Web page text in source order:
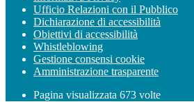
Ufficio Relazioni con il Pubblico
Dichiarazione di accessibilità
Obiettivi di accessibilità
Whistleblowing
Gestione consensi cookie
Amministrazione trasparente
Pagina visualizzata 673 volte